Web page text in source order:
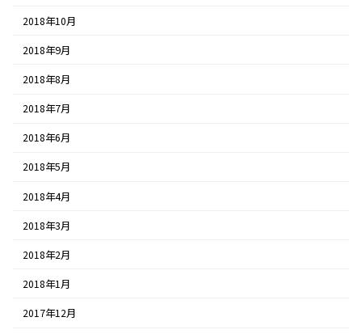
2018年10月
2018年9月
2018年8月
2018年7月
2018年6月
2018年5月
2018年4月
2018年3月
2018年2月
2018年1月
2017年12月